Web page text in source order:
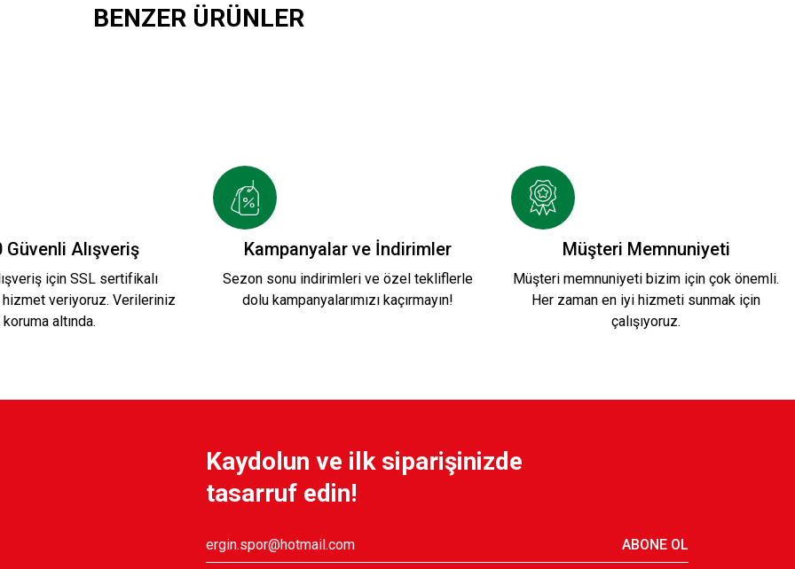
BENZER ÜRÜNLER
PLAJ HAVLUSU 3
899,90 TL
Güvenli Alışveriş
için SSL sertifikalı
hizmet veriyoruz. Verileriniz
koruma altında.
Kampanyalar ve İndirimler
Sezon sonu indirimleri ve özel tekliflerle
dolu kampanyalarımızı kaçırmayın!
Müşteri Memnuniyeti
Müşteri memnuniyeti bizim için çok önemli.
Her zaman en iyi hizmeti sunmak için
çalışıyoruz.
Kaydolun ve ilk siparişinizde
tasarruf edin!
ABONE OL